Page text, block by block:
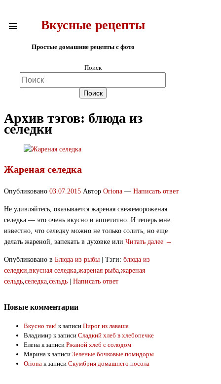
Вкусные рецепты
Простые домашние рецепты с фото
Поиск
Архив тэгов: блюда из
селедки
Жареная селедка
Опубликовано 03.07.2015 Автор Oriona — Написать ответ
Не удивляйтесь, оказывается жареная свежемороженая
селедка — это очень вкусно и аппетитно. И теперь мне
известно, что селедку можно не только солить, но еще
делать жареной, запекать в духовке или Читать далее →
Опубликовано в Блюда из рыбы Тэги: блюда из
селедки,вкусная селедка,жареная рыба,жареная
сельдь,селедка,сельдь Написать ответ
Новые комментарии
Вкусно так! к записи Пирог из лаваша
Владимир к записи Сладкий хлеб в хлебопечке
Елена к записи Ржаной хлеб с солодом
Марина к записи Зеленые бочковые помидоры
Oriona к записи Скумбрия домашнего посола